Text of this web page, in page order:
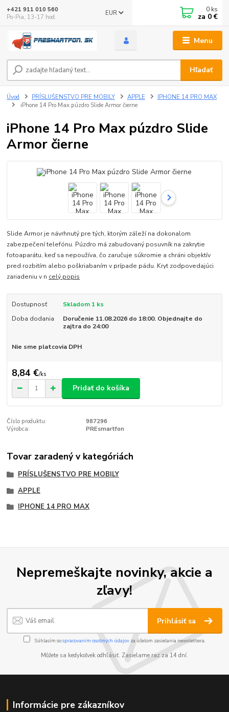
Menu
EUR
Hľadať
+421 911 010 560
Po-Pia, 13-17 hod.
0 ks
za 0 €
Úvod PRÍSLUŠENSTVO PRE MOBILY APPLE
IPHONE 14 PRO MAX
iPhone 14 Pro Max púzdro Slide Armor čierne
iPhone 14 Pro Max púzdro Slide
Armor čierne
Slide Armor je návrhnutý pre tých, ktorým záleží na dokonalom
zabezpečení telefónu. Púzdro má zabudovaný posuvník na zakrytie
fotoaparátu, keď sa nepoužíva, čo zaručuje súkromie a chráni objektív
pred rozbitím alebo poškriabaním v prípade pádu. Kryt zodpovedajúci
zariadeniu v n celý popis
Dostupnosť
Skladom 1 ks
Doba dodania
Doručenie 11.08.2026 do 18:00. Objednajte do
zajtra do 24:00
Nie sme platcovia DPH
8,84 €/ks
Pridať do košíka
Číslo produktu:
987296
Výrobca:
PREsmartfon
Tovar zaradený v kategóriách
PRÍSLUŠENSTVO PRE MOBILY
APPLE
IPHONE 14 PRO MAX
Nepremeškajte novinky, akcie a
zľavy!
Prihlásiť sa
Súhlasím sospracovaním osobných údajov za účelom zasielania newslettera.
Môžete sa kedykoľvek odhlásiť. Zasielame raz za 14 dní.
Informácie pre zákazníkov